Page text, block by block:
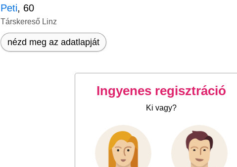
Peti, 60
Társkereső Linz
nézd meg az adatlapját
Ingyenes regisztráció
Ki vagy?